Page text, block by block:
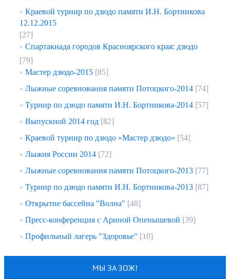
Краевой турнир по дзюдо памяти И.Н. Бортникова
12.12.2015
[27]
Спартакиада городов Красноярского края: дзюдо
[79]
Мастер дзюдо-2015 [85]
Лыжные соревнования памяти Потоцкого-2014 [74]
Турнир по дзюдо памяти И.Н. Бортникова-2014 [57]
Выпускной 2014 год [82]
Краевой турнир по дзюдо «Мастер дзюдо» [54]
Лыжня России 2014 [72]
Лыжные соревнования памяти Потоцкого-2013 [77]
Турнир по дзюдо памяти И.Н. Бортникова-2013 [87]
Открытие бассейна "Волна" [48]
Пресс-конференция с Ариной Опенышевой [39]
Профильный лагерь "Здоровье" [10]
МЫ ЗА ЗОЖ!